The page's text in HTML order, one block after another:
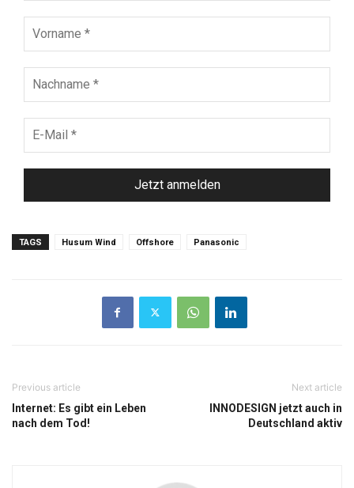
Mail
*
TAGS Husum Wind Offshore Panasonic
Previous article
Internet: Es gibt ein Leben
nach dem Tod!
Next article
INNODESIGN jetzt auch in
Deutschland aktiv